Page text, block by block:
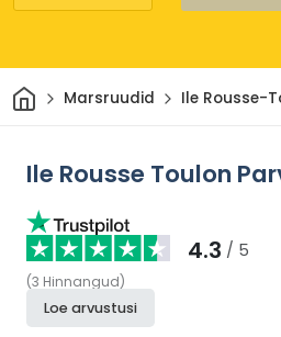
Avaleht
Marsruudid Ile Rousse-
Ile Rousse Toulon
4.3 / 5
(3 Hinnangud)
Loe arvustusi